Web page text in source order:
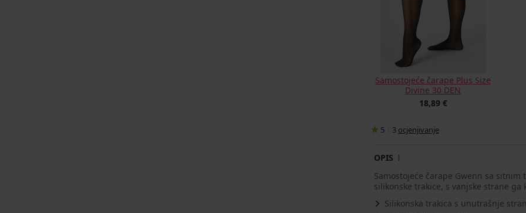
Samostojeće čarape Plus Size
Divine 30 DEN
18,89 €
5 3 ocjenjivanje
OPIS
Samostojeće čarape Gwenn sa
silikonske trakice, s vanjske strane ga
Silikonska trakica s unutrašnje